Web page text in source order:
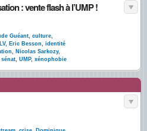
: vente flash à l’UMP !
Guéant, culture,
, Eric Besson, identité
, Nicolas Sarkozy,
sénat, UMP, xénophobie